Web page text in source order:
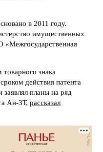
в 2011 году.
имущественных
«Межгосударственная
знака
действия патента
заявлял планы на ряд
Ан-3Т, рассказал